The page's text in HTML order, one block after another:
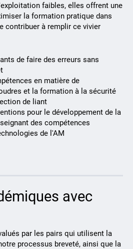
faibles, elles offrent une
la formation pratique dans
contribuer à remplir ce vivier
de faire des erreurs sans
en matière de
et la formation à la sécurité
de liant
pour le développement de la
des compétences
de l'AM
avec
par les pairs qui utilisent la
processus breveté, ainsi que la